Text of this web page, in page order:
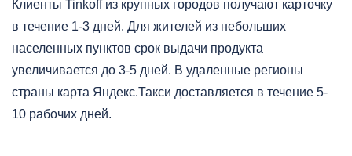
Клиенты Tinkoff из крупных городов получают карточку
в течение 1-3 дней. Для жителей из небольших
населенных пунктов срок выдачи продукта
увеличивается до 3-5 дней. В удаленные регионы
страны карта Яндекс.Такси доставляется в течение 5-
10 рабочих дней.